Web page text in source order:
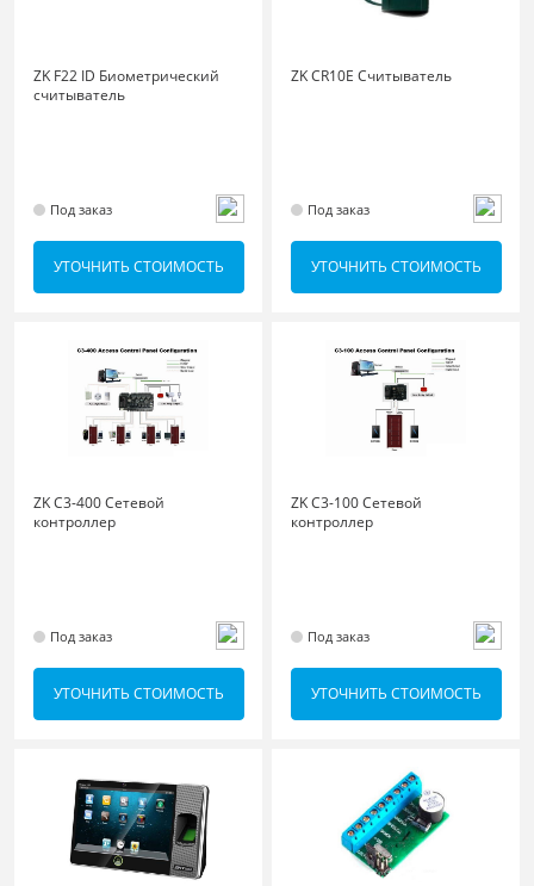
ZK F22 ID Биометрический
считыватель
Под заказ
УТОЧНИТЬ СТОИМОСТЬ
ZK CR10E Считыватель
Под заказ
УТОЧНИТЬ СТОИМОСТЬ
ZK C3-400 Сетевой
контроллер
Под заказ
УТОЧНИТЬ СТОИМОСТЬ
ZK C3-100 Сетевой
контроллер
Под заказ
УТОЧНИТЬ СТОИМОСТЬ